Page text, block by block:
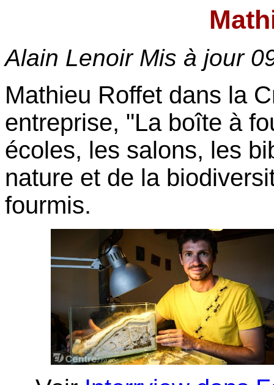
Alain Lenoir Mis à jour
Mathieu Roffet dans la
entreprise, "La boîte à
écoles, les salons, les
nature et de la
fourmis.